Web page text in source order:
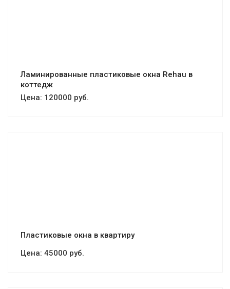
Ламинированные пластиковые окна Rehau в
коттедж
Цена: 120000 руб.
Пластиковые окна в квартиру
Цена: 45000 руб.